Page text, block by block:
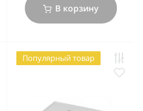
В корзину
Популярный товар